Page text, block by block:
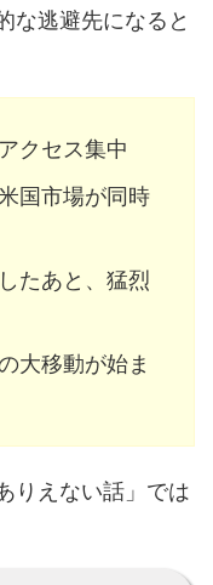
な逃避先になると
クセス集中
国市場が同時
たあと、猛烈
大移動が始ま
りえない話」では